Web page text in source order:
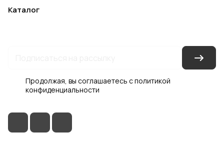
Каталог
Продолжая, вы соглашаетесь сполитикой
конфиденциальности